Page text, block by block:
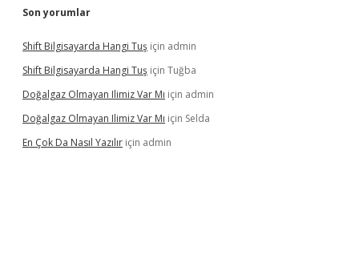
Son yorumlar
Shift Bilgisayarda Hangi Tuş için admin
Shift Bilgisayarda Hangi Tuş için Tuğba
Doğalgaz Olmayan Ilimiz Var Mı için admin
Doğalgaz Olmayan Ilimiz Var Mı için Selda
En Çok Da Nasıl Yazılır için admin